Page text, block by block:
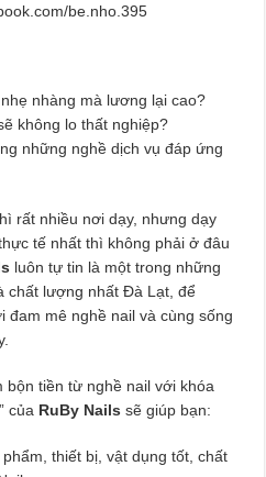
be.nho.395
nhàng mà lương lại cao?
không lo thất nghiệp?
những nghề dịch vụ đáp ứng
rất nhiều nơi dạy, nhưng dạy
tế nhất thì không phải ở đâu
luôn tự tin là một trong những
chất lượng nhất Đà Lạt, để
đam mê nghề nail và cùng sống
bộn tiền từ nghề nail với khóa
của RuBy Nails sẽ giúp bạn:
thiết bị, vật dụng tốt, chất